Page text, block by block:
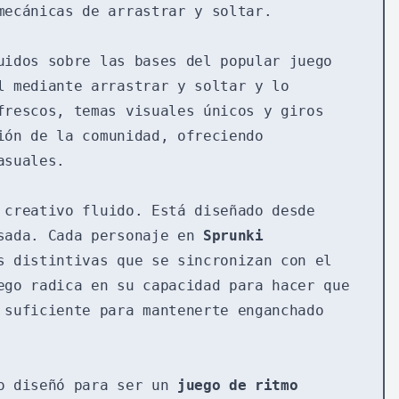
de arrastrar y soltar.
sobre las bases del popular juego
mediante arrastrar y soltar y lo
temas visuales únicos y giros
de la comunidad, ofreciendo
fluido. Está diseñado desde
Cada personaje en Sprunki
distintivas que se sincronizan con el
radica en su capacidad para hacer que
para mantenerte enganchado
para ser un juego de ritmo